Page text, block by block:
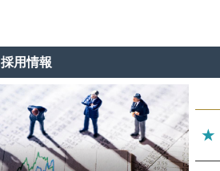
採用情報
★